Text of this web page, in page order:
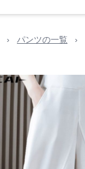
› パンツの一覧 ›